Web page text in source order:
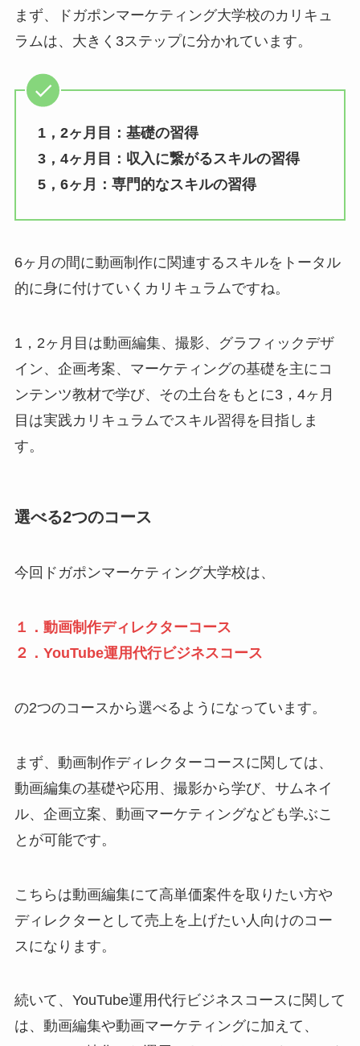
まず、ドガポンマーケティング大学校のカリキュ
ラムは、大きく3ステップに分かれています。
1，2ヶ月目：基礎の習得
3，4ヶ月目：収入に繋がるスキルの習得
5，6ヶ月：専門的なスキルの習得
6ヶ月の間に動画制作に関連するスキルをトータル
的に身に付けていくカリキュラムですね。
1，2ヶ月目は動画編集、撮影、グラフィックデザ
イン、企画考案、マーケティングの基礎を主にコ
ンテンツ教材で学び、その土台をもとに3，4ヶ月
目は実践カリキュラムでスキル習得を目指しま
す。
選べる2つのコース
今回ドガポンマーケティング大学校は、
１．動画制作ディレクターコース
２．YouTube運用代行ビジネスコース
の2つのコースから選べるようになっています。
まず、動画制作ディレクターコースに関しては、
動画編集の基礎や応用、撮影から学び、サムネイ
ル、企画立案、動画マーケティングなども学ぶこ
とが可能です。
こちらは動画編集にて高単価案件を取りたい方や
ディレクターとして売上を上げたい人向けのコー
スになります。
続いて、YouTube運用代行ビジネスコースに関して
は、動画編集や動画マーケティングに加えて、